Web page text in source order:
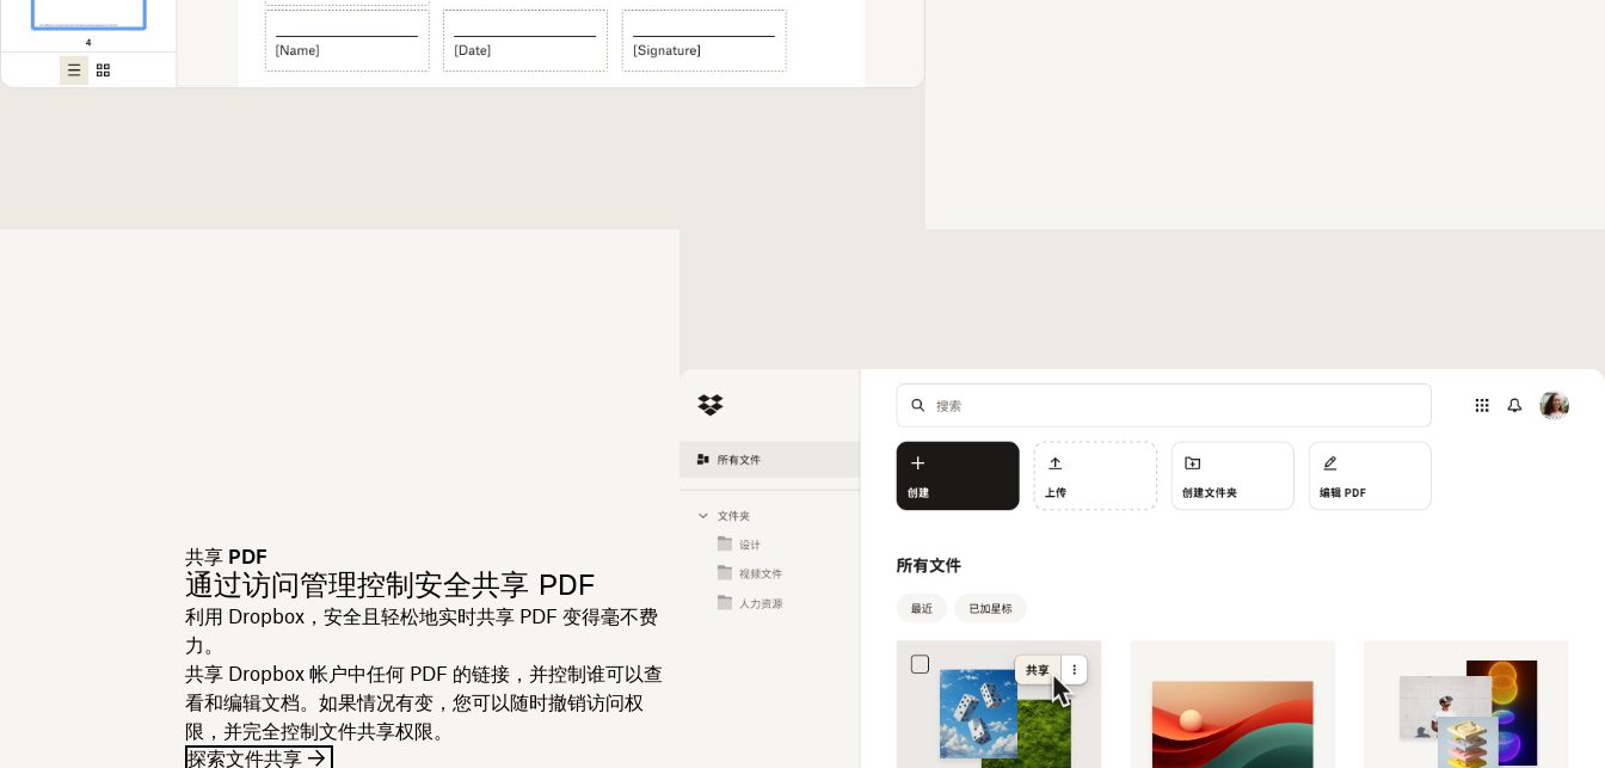
共享 PDF
通过访问管理控制安全共享 PDF
利用 Dropbox，安全且轻松地实时共享 PDF 变得毫不费
力。
共享 Dropbox 帐户中任何 PDF 的链接，并控制谁可以查
看和编辑文档。如果情况有变，您可以随时撤销访问权
限，并完全控制文件共享权限。
探索文件共享